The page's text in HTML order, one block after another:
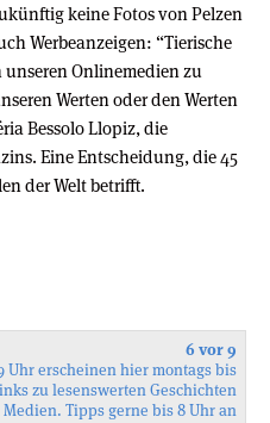
keine Fotos von Pelzen
Werbeanzeigen: “Tierische
Onlinemedien zu
Werten oder den Werten
Bessolo Llopiz, die
Eine Entscheidung, die 45
der Welt betrifft.
6 vor 9
Uhr erscheinen hier montags bis
zu lesenswerten Geschichten
Tipps gerne bis 8 Uhr an